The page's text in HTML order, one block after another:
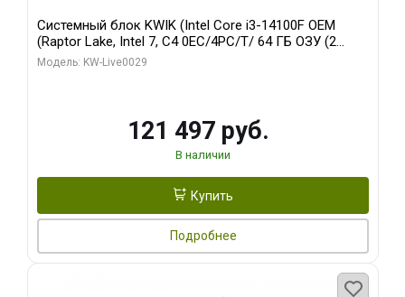
Системный блок KWIK (Intel Core i3-14100F OEM
(Raptor Lake, Intel 7, C4 0EC/4PC/T/ 64 ГБ ОЗУ (2
модуля)/ MSI RTX5060Ti SHADOW 2X OC PLUS 8GB
Модель: KW-Live0029
121 497 руб.
В наличии
Купить
Подробнее